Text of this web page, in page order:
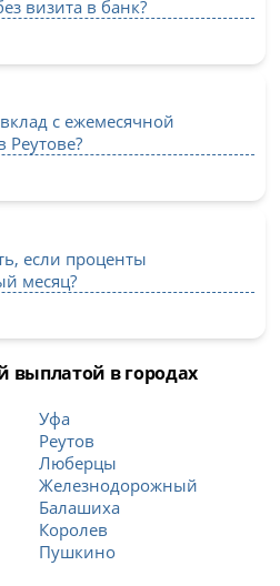
визита в банк?
с ежемесячной
Реутове?
если проценты
месяц?
выплатой в городах
Уфа
Реутов
Люберцы
Железнодорожный
Балашиха
Королев
Пушкино